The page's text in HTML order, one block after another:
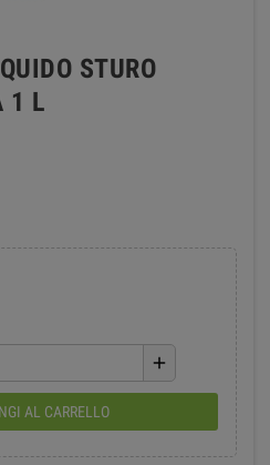
STURO
1 L
add
AL CARRELLO